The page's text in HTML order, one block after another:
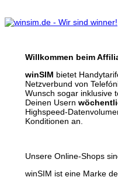
Willkommen beim
winSIM bietet
Netzverbund von
Wunsch sogar inklusive
Deinen Usern
Highspeed-
Konditionen an.
Unsere Online-Shops
winSIM ist eine Marke